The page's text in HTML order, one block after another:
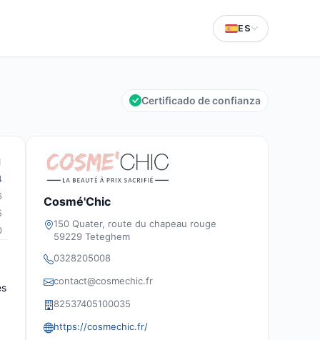
ES
Certificado de confianza
Cosmé'Chic
150 Quater, route du chapeau rouge
59229 Teteghem
0328205008
contact@cosmechic.fr
82537405100035
https://cosmechic.fr/